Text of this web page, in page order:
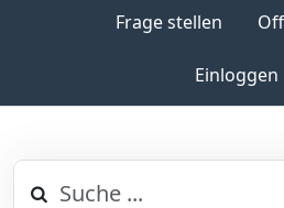
Frage stellen
Einloggen